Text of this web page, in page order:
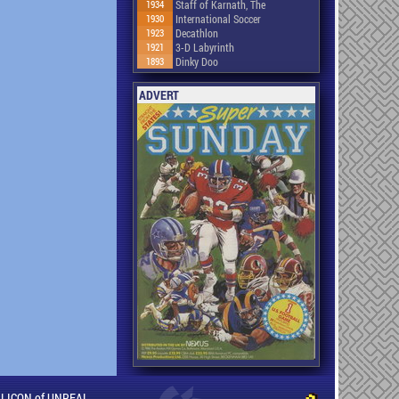
1934 Staff of Karnath, The
1930 International Soccer
1923 Decathlon
1921 3-D Labyrinth
1893 Dinky Doo
ADVERT